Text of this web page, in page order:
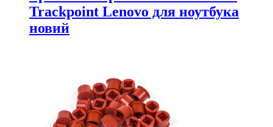
Trackpoint Lenovo для ноутбука
новий